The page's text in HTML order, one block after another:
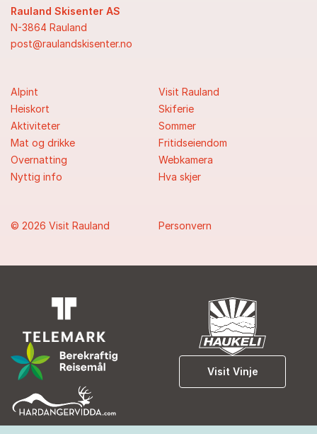
Rauland Skisenter AS
N-3864 Rauland
post@raulandskisenter.no
Alpint
Heiskort
Aktiviteter
Mat og drikke
Overnatting
Nyttig info
Visit Rauland
Skiferie
Sommer
Fritidseiendom
Webkamera
Hva skjer
© 2026 Visit Rauland Personvern
Visit Vinje